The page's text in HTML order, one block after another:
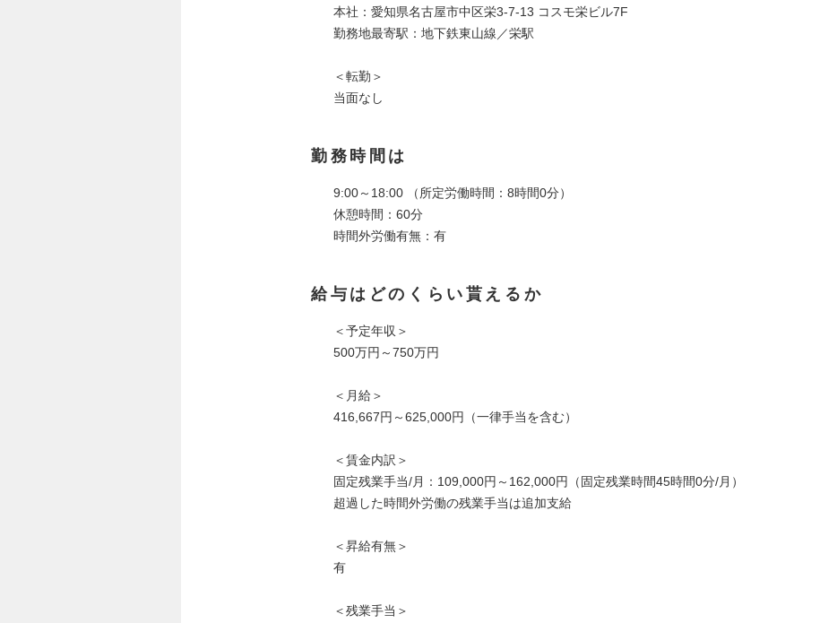
本社：愛知県名古屋市中区栄3-7-13 コスモ栄ビル7F
勤務地最寄駅：地下鉄東山線／栄駅
＜転勤＞
当面なし
勤務時間は
9:00～18:00 （所定労働時間：8時間0分）
休憩時間：60分
時間外労働有無：有
給与はどのくらい貰えるか
＜予定年収＞
500万円～750万円
＜月給＞
416,667円～625,000円（一律手当を含む）
＜賃金内訳＞
固定残業手当/月：109,000円～162,000円（固定残業時間45時間0分/月）
超過した時間外労働の残業手当は追加支給
＜昇給有無＞
有
＜残業手当＞